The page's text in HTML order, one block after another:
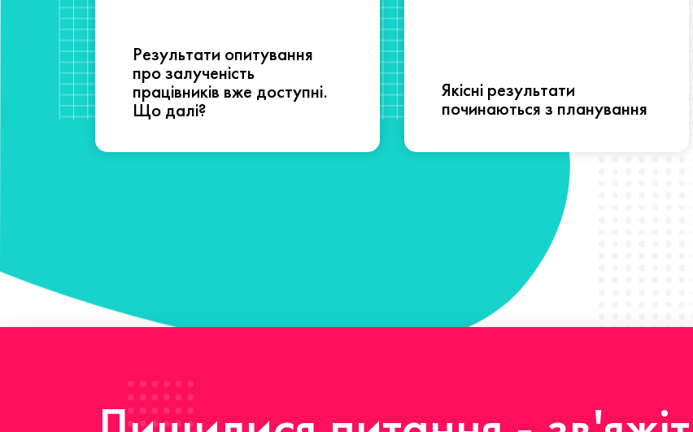
Результати опитування
про залученість
працівників вже доступні.
Що далі?
Якісні результати
починаються з планування